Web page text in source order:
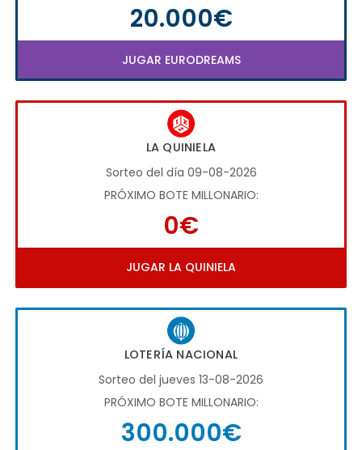
20.000€
JUGAR EURODREAMS
LA QUINIELA
Sorteo del día 09-08-2026
PRÓXIMO BOTE MILLONARIO:
0€
JUGAR LA QUINIELA
LOTERÍA NACIONAL
Sorteo del jueves 13-08-2026
PRÓXIMO BOTE MILLONARIO:
300.000€